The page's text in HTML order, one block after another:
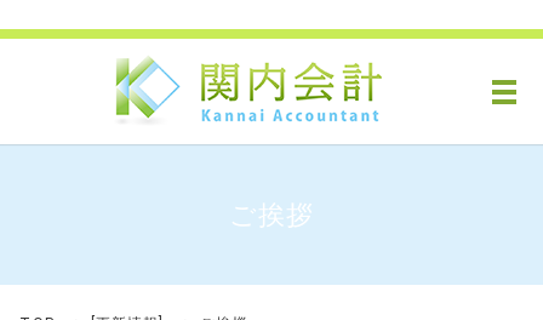
メ
ご挨拶